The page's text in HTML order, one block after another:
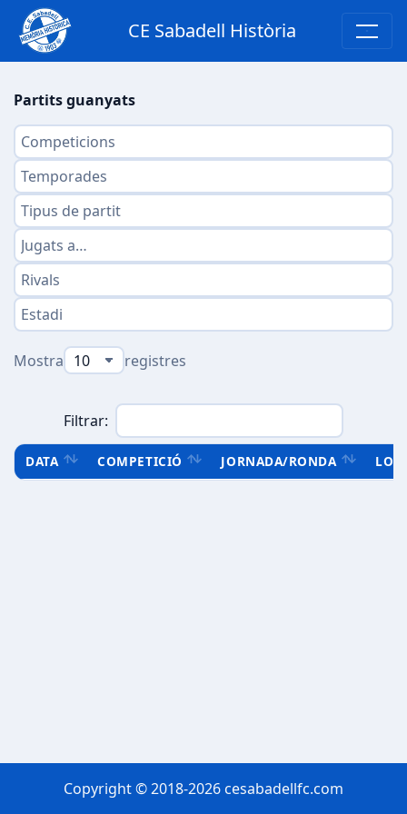
CE Sabadell Història
Partits guanyats
Mostra registres
Filtrar:
DATA COMPETICIÓ JORNADA/RONDA
Copyright © 2018-2026 cesabadellfc.com